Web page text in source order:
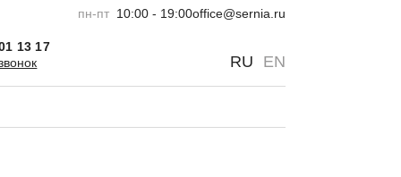
пн-пт 10:00 - 19:00office@sernia.ru
13 17
RU EN